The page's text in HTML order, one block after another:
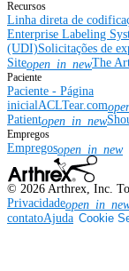
Recursos
Linha direta de
Enterprise Labeling
(UDI)Solicitações de
Siteopen_in_newThe
Paciente
Paciente - Página
inicialACLTear.com
Patientopen_in_new
Empregos
Empregosopen_in_new
© 2026 Arthrex, Inc.
Privacidade
contatoAjuda Cookie